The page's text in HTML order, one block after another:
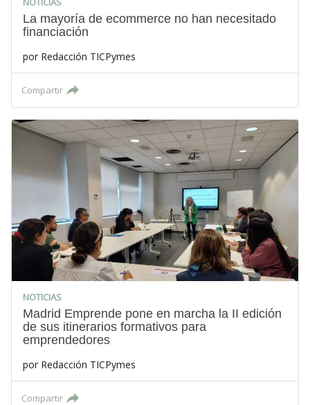
La mayoría de ecommerce no han necesitado
financiación
por Redacción TICPymes
Compartir
NOTICIAS
Madrid Emprende pone en marcha la II edición
de sus itinerarios formativos para
emprendedores
por Redacción TICPymes
Compartir